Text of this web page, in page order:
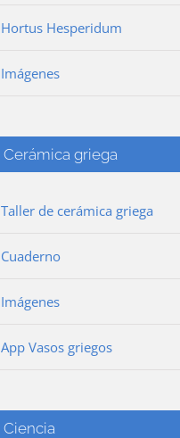
Hortus Hesperidum
Imágenes
Cerámica griega
Taller de cerámica griega
Cuaderno
Imágenes
App Vasos griegos
Ciencia